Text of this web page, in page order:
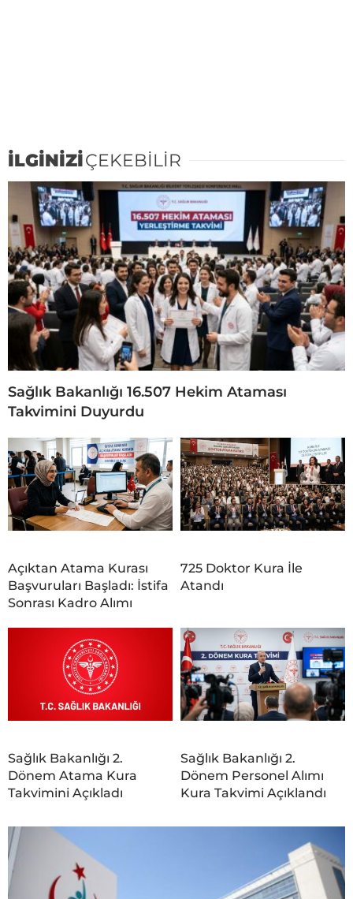
İLGİNİZİÇEKEBİLİR
Sağlık Bakanlığı 16.507 Hekim Ataması
Takvimini Duyurdu
Açıktan Atama Kurası
Başvuruları Başladı: İstifa
Sonrası Kadro Alımı
725 Doktor Kura İle
Atandı
Sağlık Bakanlığı 2.
Dönem Atama Kura
Takvimini Açıkladı
Sağlık Bakanlığı 2.
Dönem Personel Alımı
Kura Takvimi Açıklandı